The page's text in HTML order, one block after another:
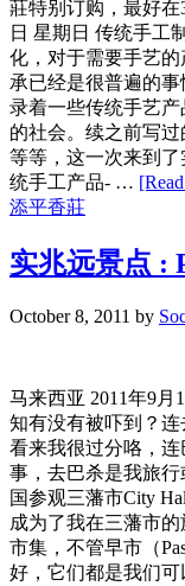
莊特别订购，最好在
日 星期日 传统手工
化，对于需要手艺
承已经是很普遍的
录着一些传统手艺
的社会。续之前写
等等，这一次来到
统手工产品- …
添平香莊
实兆远景点 :
October 8, 2011 by
马来西亚 2011年9月
知有没有被吓到？连
看来我很过分咯，
事，去巴杀是我旅
国参观三藩市City
成为了我在三藩市
市集，不管早市（
好，它们都是我们